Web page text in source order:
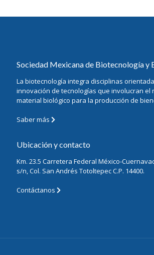
Sociedad Mexicana de Biotecnología y
La biotecnología integra disciplinas
innovación de tecnologías que involucran el
material biológico para la producción de
Saber más
Ubicación y contacto
Km. 23.5 Carretera Federal México-
s/n, Col. San Andrés Totoltepec C.P. 14400.
Contáctanos